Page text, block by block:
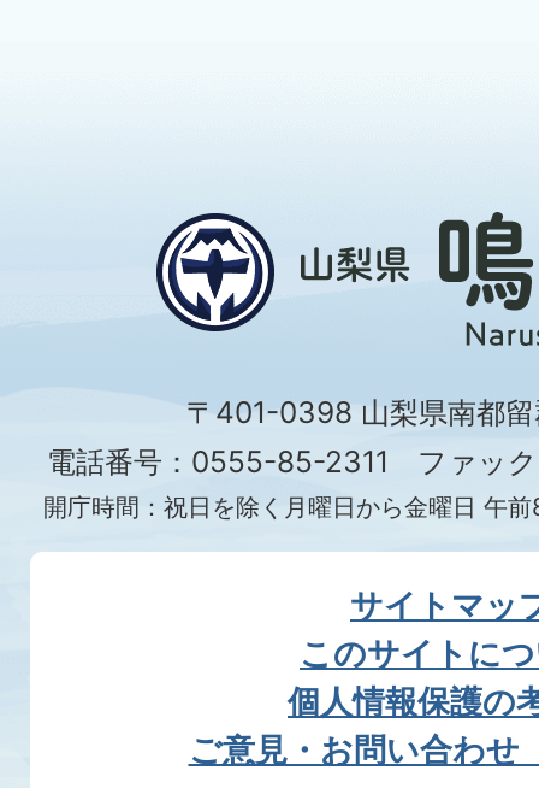
〒401-0398 山梨県南都
電話番号：0555-85-2311 ファッ
開庁時間：祝日を除く月曜日から金曜日 午
サイトマッ
このサイトに
個人情報保護の
ご意見・お問い合わせ